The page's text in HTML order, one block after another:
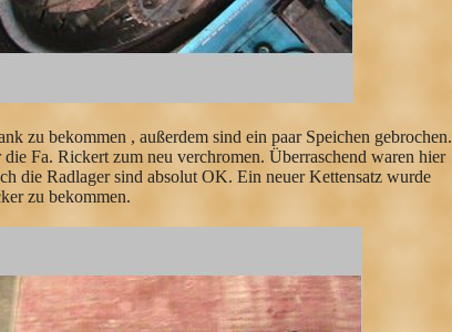
zu bekommen , außerdem sind ein paar Speichen gebrochen.
Fa. Rickert zum neu verchromen. Überraschend waren hier
die Radlager sind absolut OK. Ein neuer Kettensatz wurde
zu bekommen.